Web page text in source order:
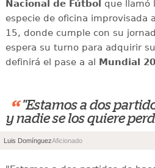
Nacional de Fútbol que llamó
especie de oficina improvisada
15, donde cumple con su
espera su turno para adquirir
definirá el pase a al Mundial
“ "Estamos a dos
y nadie se los quiere
Luis DomínguezAficionado